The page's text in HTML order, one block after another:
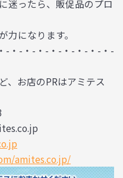
迷ったら、販促品のプロ
になります。
-・-・-・-・-・-・-・-・-
、お店のPRはアミテス
amites.co.jp/